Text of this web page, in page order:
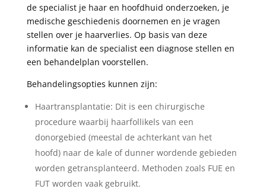
de specialist je haar en hoofdhuid onderzoeken, je
medische geschiedenis doornemen en je vragen
stellen over je haarverlies. Op basis van deze
informatie kan de specialist een diagnose stellen en
een behandelplan voorstellen.
Behandelingsopties kunnen zijn:
Haartransplantatie: Dit is een chirurgische
procedure waarbij haarfollikels van een
donorgebied (meestal de achterkant van het
hoofd) naar de kale of dunner wordende gebieden
worden getransplanteerd. Methoden zoals FUE en
FUT worden vaak gebruikt.